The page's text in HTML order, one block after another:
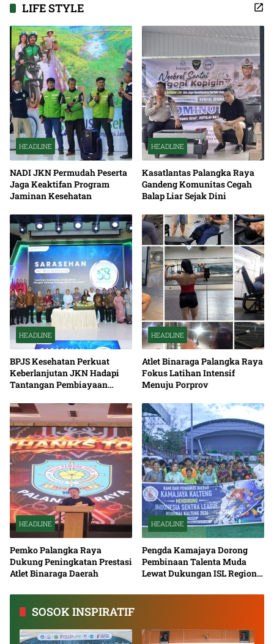
LIFE STYLE
HEADLINE
NADI JKN Permudah Peserta
Jaga Keaktifan Program
Jaminan Kesehatan
HEADLINE
Kasatlantas Palangka Raya
Gandeng Komunitas Cegah
Balap Liar Sejak Dini
HEADLINE
BPJS Kesehatan Perkuat
Keberlanjutan JKN Hadapi
Tantangan Pembiayaan
HEADLINE
Atlet Binaraga Palangka Raya
Fokus Latihan Intensif
Menuju Porprov
HEADLINE
Pemko Palangka Raya
Dukung Peningkatan Prestasi
Atlet Binaraga Daerah
HEADLINE
Pengda Kamajaya Dorong
Pembinaan Talenta Muda
Lewat Dukungan ISL Regional
SOSOK INSPIRATIF